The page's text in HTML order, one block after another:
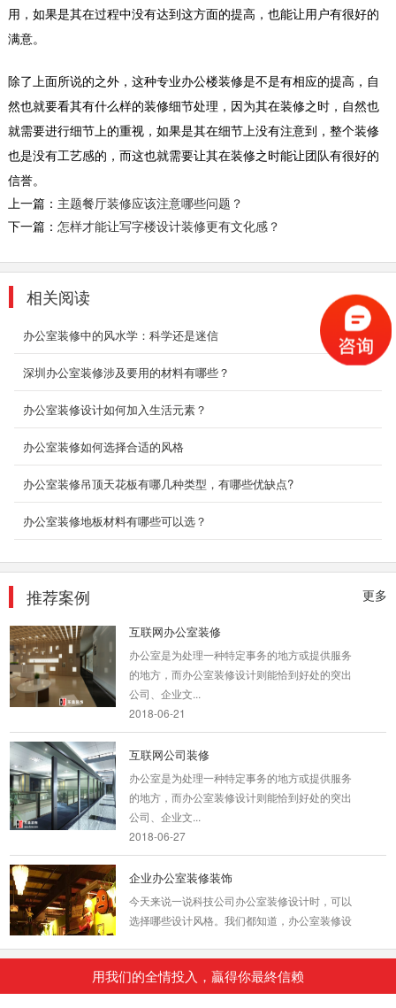
用，如果是其在过程中没有达到这方面的提高，也能让用户有很好的
满意。
除了上面所说的之外，这种专业办公楼装修是不是有相应的提高，自
然也就要看其有什么样的装修细节处理，因为其在装修之时，自然也
就需要进行细节上的重视，如果是其在细节上没有注意到，整个装修
也是没有工艺感的，而这也就需要让其在装修之时能让团队有很好的
信誉。
上一篇： 主题餐厅装修应该注意哪些问题？
下一篇： 怎样才能让写字楼设计装修更有文化感？
相关阅读
办公室装修中的风水学：科学还是迷信
深圳办公室装修涉及要用的材料有哪些？
办公室装修设计如何加入生活元素？
办公室装修如何选择合适的风格
办公室装修吊顶天花板有哪几种类型，有哪些优缺点?
办公室装修地板材料有哪些可以选？
更多
推荐案例
房产办公室装修
等，每一...
金融企业办公装修案例
以简洁著称于世。反映在家装方面，完全不用纹
欧地区，...
科技办公厂房装修
我们招手，科技智能型企业的发展也是一日比
2018-07-30
高端写字楼装修设计
深圳办公室装修公司 我们的设计师团队有着多年
的设计...
2018-07-30
深圳店铺装修
深圳东森装饰公司拥有一级的设计师团队和经验
深圳店...
互联网办公室装修
办公室是为处理一种特定事务的地方或提供服务
的地方，而办公室装修设计则能恰到好处的突出
公司、企业文...
2018-06-21
互联网公司装修
办公室是为处理一种特定事务的地方或提供服务
的地方，而办公室装修设计则能恰到好处的突出
公司、企业文...
2018-06-27
企业办公室装修装饰
今天来说一说科技公司办公室装修设计时，可以
选择哪些设计风格。我们都知道，办公室装修设
用我们的全情投入，贏得你最終信赖